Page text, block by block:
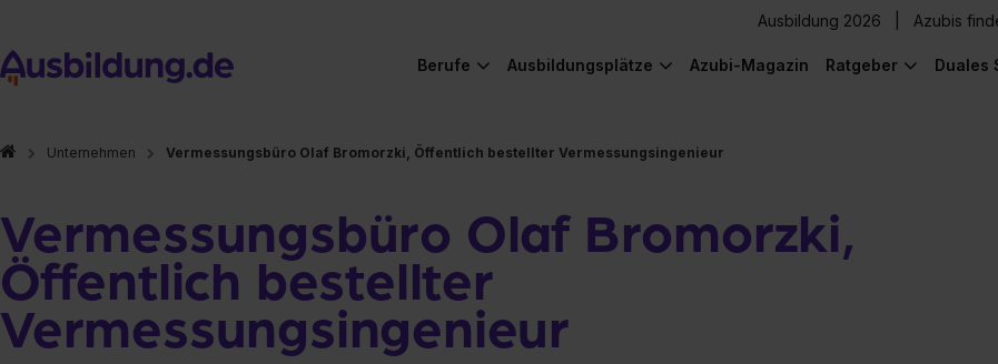
Ausbildung 2026 Azubis
Berufe Ausbildungsplätze Azubi-Magazin Ratgeber Duales
Unternehmen Vermessungsbüro Olaf Bromorzki, Öffentlich bestellter Vermessungsingenieur
Vermessungsbüro Olaf Bromorzki,
Öffentlich bestellter
Vermessungsingenieur